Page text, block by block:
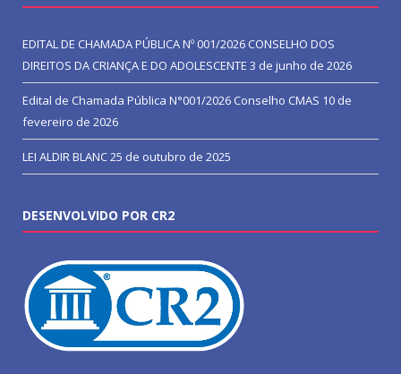
EDITAL DE CHAMADA PÚBLICA Nº 001/2026 CONSELHO DOS
DIREITOS DA CRIANÇA E DO ADOLESCENTE 3 de junho de 2026
Edital de Chamada Pública N°001/2026 Conselho CMAS 10 de
fevereiro de 2026
LEI ALDIR BLANC25 de outubro de 2025
DESENVOLVIDO POR CR2